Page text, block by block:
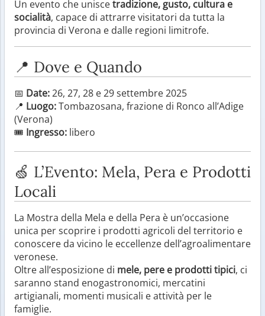
Un evento che uniscetradizione, gusto, cultura e
socialità, capace di attrarre visitatori da tutta la
provincia di Verona e dalle regioni limitrofe.
📍 Dove e Quando
📅 Date:26, 27, 28 e 29 settembre 2025
📍 Luogo:Tombazosana, frazione di Ronco all’Adige
(Verona)
🎟 Ingresso: libero
🍏 L’Evento: Mela, Pera e Prodotti
Locali
La Mostra della Mela e della Pera è un’occasione
unica per scoprire i prodotti agricoli del territorio e
conoscere da vicino le eccellenze dell’agroalimentare
veronese.
Oltre all’esposizione di mele, pere e prodotti tipici, ci
saranno stand enogastronomici, mercatini
artigianali, momenti musicali e attività per le
famiglie.